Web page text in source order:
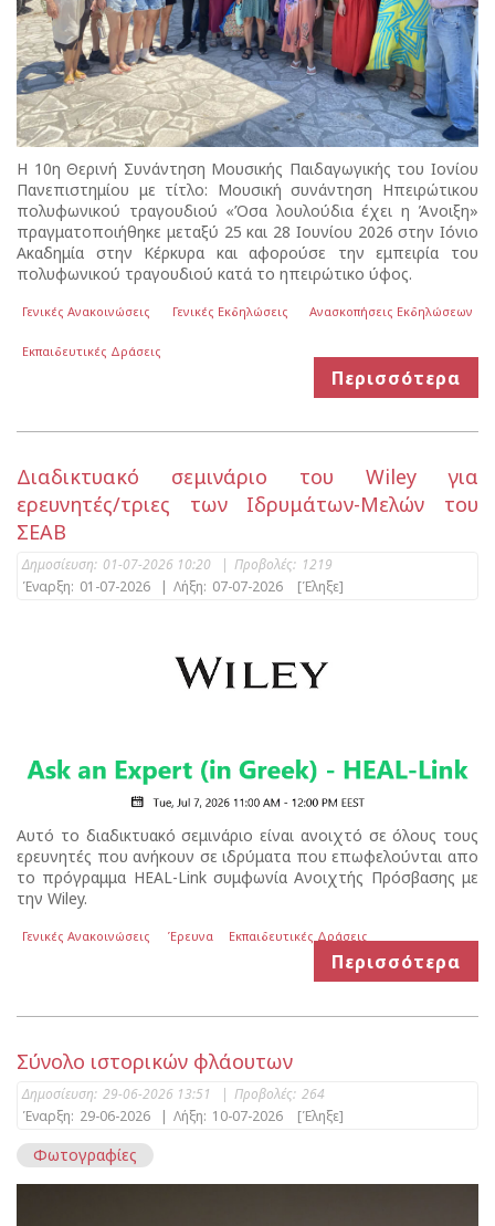
Η 10η Θερινή Συνάντηση Μουσικής Παιδαγωγικής του Ιονίου
Πανεπιστημίου με τίτλο: Μουσική συνάντηση Ηπειρώτικου
πολυφωνικού τραγουδιού «Όσα λουλούδια έχει η Άνοιξη»
πραγματοποιήθηκε μεταξύ 25 και 28 Ιουνίου 2026 στην Ιόνιο
Ακαδημία στην Κέρκυρα και αφορούσε την εμπειρία του
πολυφωνικού τραγουδιού κατά το ηπειρώτικο ύφος.
Γενικές Ανακοινώσεις Γενικές Εκδηλώσεις Ανασκοπήσεις Εκδηλώσεων
Εκπαιδευτικές Δράσεις
Περισσότερα
Διαδικτυακό σεμινάριο του Wiley για
ερευνητές/τριες των Ιδρυμάτων-Μελών του
ΣΕΑΒ
Δημοσίευση: 01-07-2026 10:20 | Προβολές: 1219
Έναρξη: 01-07-2026 | Λήξη: 07-07-2026 [Έληξε]
Αυτό το διαδικτυακό σεμινάριο είναι ανοιχτό σε όλους τους
ερευνητές που ανήκουν σε ιδρύματα που επωφελούνται απο
το πρόγραμμα HEAL-Link συμφωνία Ανοιχτής Πρόσβασης με
την Wiley.
Γενικές Ανακοινώσεις Έρευνα Εκπαιδευτικές Δράσεις
Περισσότερα
Σύνολο ιστορικών φλάουτων
Δημοσίευση: 29-06-2026 13:51 | Προβολές: 264
Έναρξη: 29-06-2026 | Λήξη: 10-07-2026 [Έληξε]
Φωτογραφίες